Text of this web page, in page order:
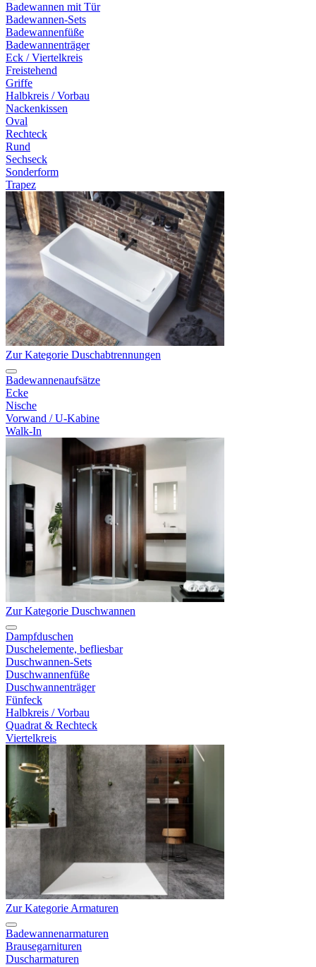
Badewannen mit Tür
Badewannen-Sets
Badewannenfüße
Badewannenträger
Eck / Viertelkreis
Freistehend
Griffe
Halbkreis / Vorbau
Nackenkissen
Oval
Rechteck
Rund
Sechseck
Sonderform
Trapez
Zur Kategorie Duschabtrennungen
Badewannenaufsätze
Ecke
Nische
Vorwand / U-Kabine
Walk-In
Zur Kategorie Duschwannen
Dampfduschen
Duschelemente, befliesbar
Duschwannen-Sets
Duschwannenfüße
Duschwannenträger
Fünfeck
Halbkreis / Vorbau
Quadrat & Rechteck
Viertelkreis
Zur Kategorie Armaturen
Badewannenarmaturen
Brausegarnituren
Duscharmaturen